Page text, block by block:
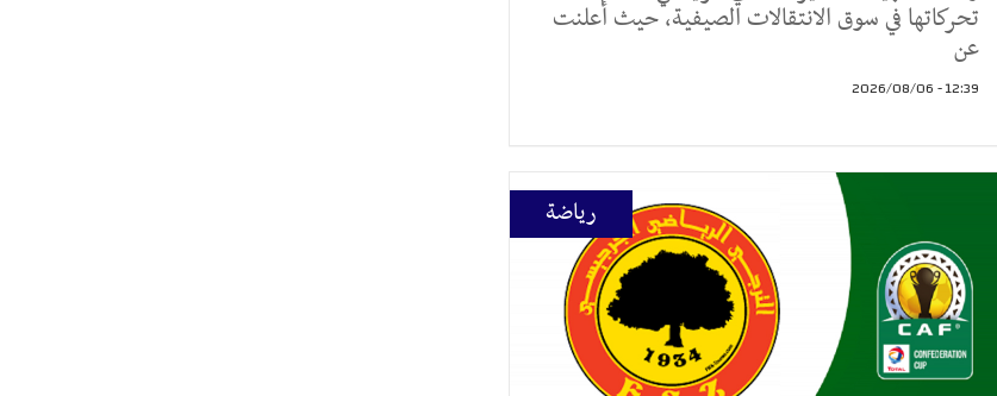
تحركاتها في سوق الانتقالات الصيفية، حيث أعلنت
عن
12:39 - 2026/08/06
رياضة